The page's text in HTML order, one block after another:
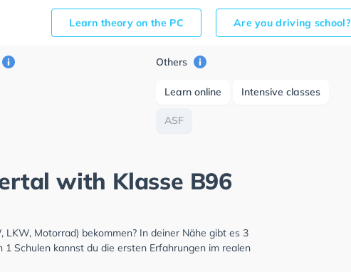
Learn theory on the PC Are you driving school?
Others
Learn online Intensive classes
ASF
with Klasse B96
Motorrad) bekommen? In deiner Nähe gibt es 3
Schulen kannst du die ersten Erfahrungen im realen